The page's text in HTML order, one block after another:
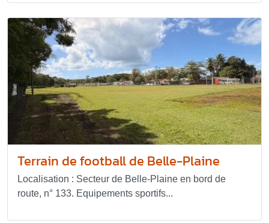
Terrain de football de Belle-Plaine
Localisation : Secteur de Belle-Plaine en bord de
route, n° 133. Equipements sportifs...